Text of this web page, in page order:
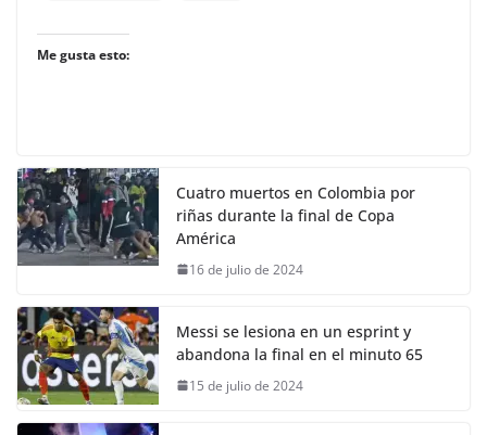
Me gusta esto:
Cuatro muertos en Colombia por
riñas durante la final de Copa
América
16 de julio de 2024
Messi se lesiona en un esprint y
abandona la final en el minuto 65
15 de julio de 2024